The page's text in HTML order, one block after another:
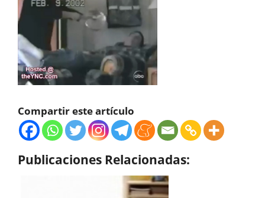
Compartir este artículo
Publicaciones Relacionadas: